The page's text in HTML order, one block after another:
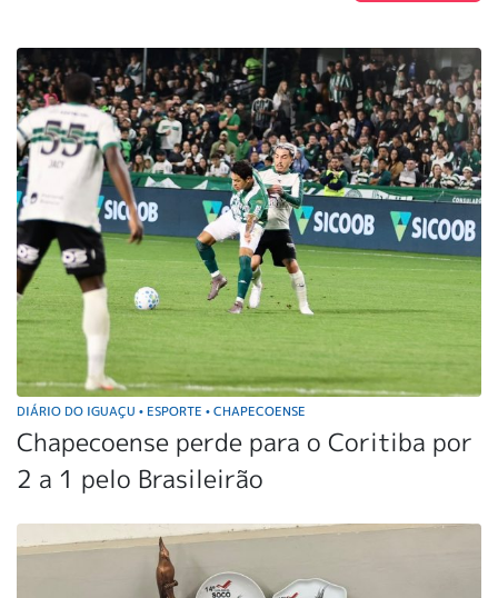
DIÁRIO DO IGUAÇU • ESPORTE • CHAPECOENSE
Chapecoense perde para o Coritiba por
2 a 1 pelo Brasileirão